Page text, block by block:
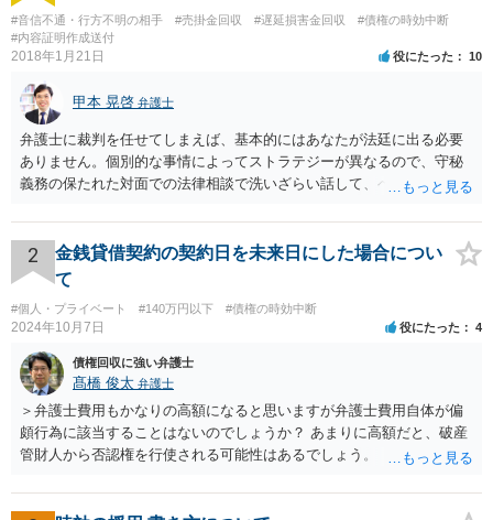
#音信不通・行方不明の相手 #売掛金回収 #遅延損害金回収
#債権の時効中断
#内容証明作成送付
2018年1月21日 役にたった 10
甲本 晃啓 弁護士
弁護士に裁判を任せてしまえば、基本的にはあなたが法廷に出る必要
ありません。個別的な事情によってストラテジーが異なるので、守秘
義務の保たれた対面での法律相談で洗いざらい話して、ベストな方法
2
金銭貸借契約の契約日を未来日にした場合につい
て
#個人・プライベート #140万円以下 #債権の時効中断
2024年10月7日 役にたった 4
債権回収に強い弁護士
髙橋 俊太 弁護士
＞弁護士費用もかなりの高額になると思いますが弁護士費用自体が偏
頗行為に該当することはないのでしょうか？ あまりに高額だと、破産
管財人から否認権を行使される可能性はあるでしょう。 ＞このレベル
定した収入があります】とのことなので、法テラスの利用は難しいと